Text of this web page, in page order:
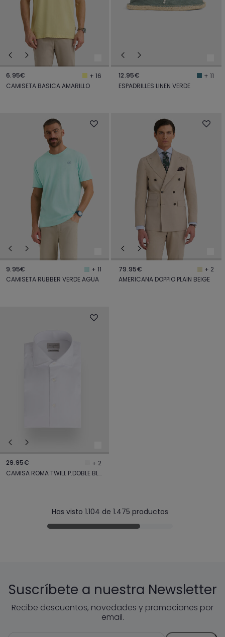
6.95€
+ 16
CAMISETA BASICA AMARILLO
12.95€
+ 11
ESPADRILLES LINEN VERDE
9.95€
+ 11
CAMISETA RUBBER VERDE AGUA
79.95€
+ 2
AMERICANA DOPPIO PLAIN BEIGE
29.95€
+ 2
CAMISA ROMA TWILL P.DOBLE BLANCO
Has visto 1.104 de 1.475 productos
Suscríbete a nuestra Newsletter
Recibe descuentos, novedades y promociones por
email.